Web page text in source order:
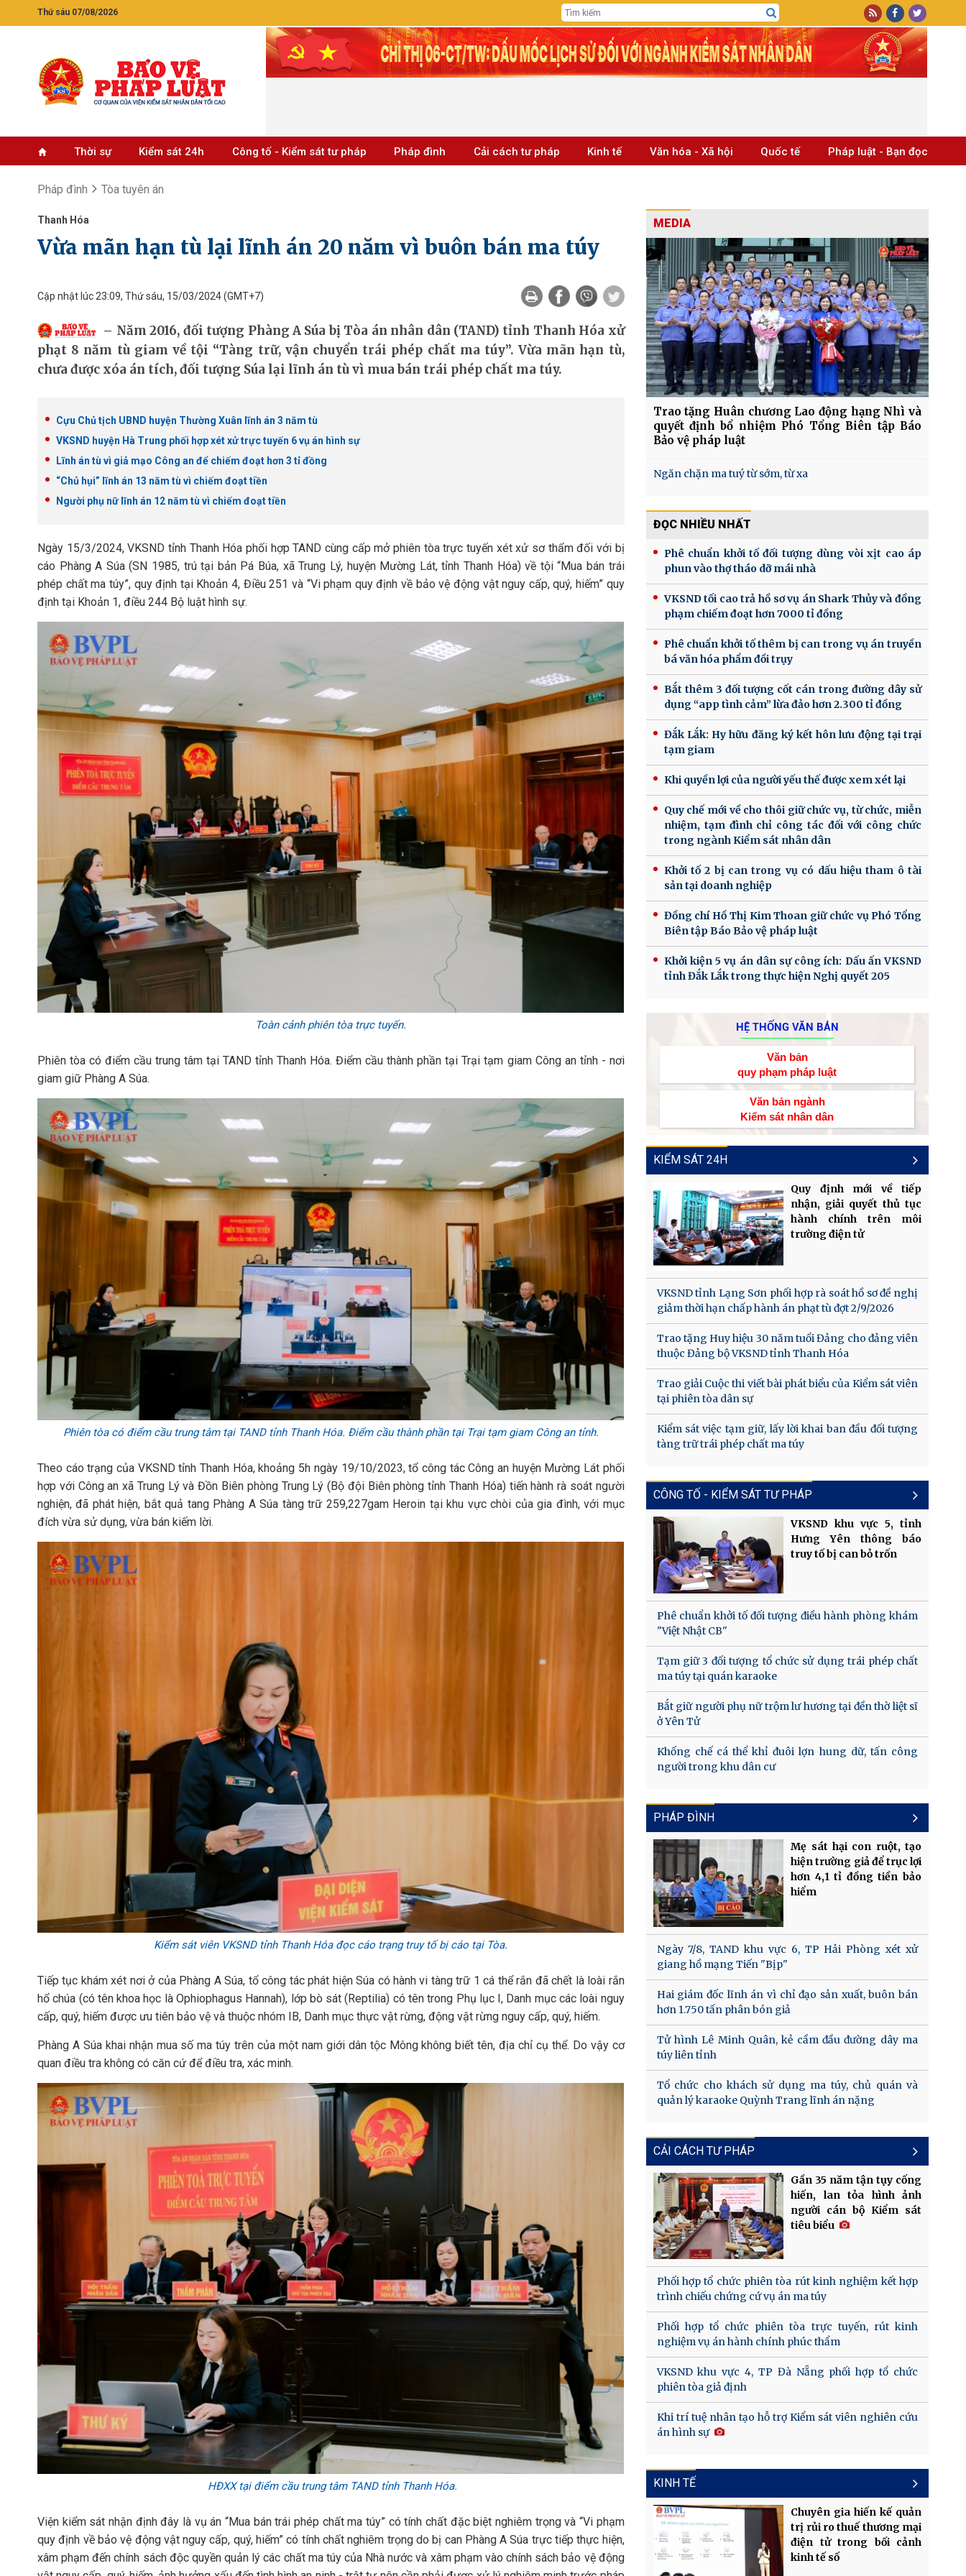
Thứ sáu 07/08/2026
Thời sự Kiểm sát 24h Công tố - Kiểm sát tư pháp Pháp đình Cải cách tư pháp Kinh tế Văn hóa - Xã hội Quốc tế Pháp luật - Bạn đọc
Pháp đình Tòa tuyên án
Thanh Hóa
Vừa mãn hạn tù lại lĩnh án 20 năm vì buôn bán ma túy
Cập nhật lúc 23:09, Thứ sáu, 15/03/2024(GMT+7)
Năm 2016, đối tượng Phàng A Súa bị Tòa án nhân dân (TAND) tỉnh Thanh Hóa xử
phạt 8 năm tù giam về tội “Tàng trữ, vận chuyển trái phép chất ma túy”. Vừa mãn hạn tù,
chưa được xóa án tích, đối tượng Súa lại lĩnh án tù vì mua bán trái phép chất ma túy.
Cựu Chủ tịch UBND huyện Thường Xuân lĩnh án 3 năm tù
VKSND huyện Hà Trung phối hợp xét xử trực tuyến 6 vụ án hình sự
Lĩnh án tù vì giả mạo Công an để chiếm đoạt hơn 3 tỉ đồng
“Chủ hụi” lĩnh án 13 năm tù vì chiếm đoạt tiền
Người phụ nữ lĩnh án 12 năm tù vì chiếm đoạt tiền
Ngày 15/3/2024, VKSND tỉnh Thanh Hóa phối hợp TAND cùng cấp mở phiên tòa trực tuyến xét xử sơ thẩm đối với bị
cáo Phàng A Súa (SN 1985, trú tại bản Pá Búa, xã Trung Lý, huyện Mường Lát, tỉnh Thanh Hóa) về tội “Mua bán trái
phép chất ma túy”, quy định tại Khoản 4, Điều 251 và “Vi phạm quy định về bảo vệ động vật nguy cấp, quý, hiếm” quy
định tại Khoản 1, điều 244 Bộ luật hình sự.
Toàn cảnh phiên tòa trực tuyến.
Phiên tòa có điểm cầu trung tâm tại TAND tỉnh Thanh Hóa. Điểm cầu thành phần tại Trại tạm giam Công an tỉnh - nơi
giam giữ Phàng A Súa.
Phiên tòa có điểm cầu trung tâm tại TAND tỉnh Thanh Hóa. Điểm cầu thành phần tại Trại tạm giam Công an tỉnh.
Theo cáo trạng của VKSND tỉnh Thanh Hóa, khoảng 5h ngày 19/10/2023, tổ công tác Công an huyện Mường Lát phối
hợp với Công an xã Trung Lý và Đồn Biên phòng Trung Lý (Bộ đội Biên phòng tỉnh Thanh Hóa) tiến hành rà soát người
nghiện, đã phát hiện, bắt quả tang Phàng A Súa tàng trữ 259,227gam Heroin tại khu vực chòi của gia đình, với mục
đích vừa sử dụng, vừa bán kiếm lời.
Kiểm sát viên VKSND tỉnh Thanh Hóa đọc cáo trạng truy tố bị cáo tại Tòa.
Tiếp tục khám xét nơi ở của Phàng A Súa, tổ công tác phát hiện Súa có hành vi tàng trữ 1 cá thể rắn đã chết là loài rắn
hổ chúa (có tên khoa học là Ophiophagus Hannah), lớp bò sát (Reptilia) có tên trong Phụ lục I, Danh mục các loài nguy
cấp, quý, hiếm được ưu tiên bảo vệ và thuộc nhóm IB, Danh mục thực vật rừng, động vật rừng nguy cấp, quý, hiếm.
Phàng A Súa khai nhận mua số ma túy trên của một nam giới dân tộc Mông không biết tên, địa chỉ cụ thể. Do vậy cơ
quan điều tra không có căn cứ để điều tra, xác minh.
HĐXX tại điểm cầu trung tâm TAND tỉnh Thanh Hóa.
Viện kiểm sát nhận định đây là vụ án “Mua bán trái phép chất ma túy” có tính chất đặc biệt nghiêm trọng và “Vi phạm
quy định về bảo vệ động vật nguy cấp, quý, hiếm” có tính chất nghiêm trọng do bị can Phàng A Súa trực tiếp thực hiện,
xâm phạm đến chính sách độc quyền quản lý các chất ma túy của Nhà nước và xâm phạm vào chính sách bảo vệ động
MEDIA
Trao tặng Huân chương Lao động hạng Nhì và
quyết định bổ nhiệm Phó Tổng Biên tập Báo
Bảo vệ pháp luật
Ngăn chặn ma tuý từ sớm, từ xa
ĐỌC NHIỀU NHẤT
Phê chuẩn khởi tố đối tượng dùng vòi xịt cao áp
phun vào thợ tháo dỡ mái nhà
VKSND tối cao trả hồ sơ vụ án Shark Thủy và đồng
phạm chiếm đoạt hơn 7000 tỉ đồng
Phê chuẩn khởi tố thêm bị can trong vụ án truyền
bá văn hóa phẩm đồi trụy
Bắt thêm 3 đối tượng cốt cán trong đường dây sử
dụng “app tình cảm” lừa đảo hơn 2.300 tỉ đồng
Đắk Lắk: Hy hữu đăng ký kết hôn lưu động tại trại
tạm giam
Khi quyền lợi của người yếu thế được xem xét lại
Quy chế mới về cho thôi giữ chức vụ, từ chức, miễn
nhiệm, tạm đình chỉ công tác đối với công chức
trong ngành Kiểm sát nhân dân
Khởi tố 2 bị can trong vụ có dấu hiệu tham ô tài
sản tại doanh nghiệp
Đồng chí Hồ Thị Kim Thoan giữ chức vụ Phó Tổng
Biên tập Báo Bảo vệ pháp luật
Khởi kiện 5 vụ án dân sự công ích: Dấu ấn VKSND
tỉnh Đắk Lắk trong thực hiện Nghị quyết 205
HỆ THỐNG VĂN BẢN
Văn bản
quy phạm pháp luật
Văn bản ngành
Kiểm sát nhân dân
KIỂM SÁT 24H
Quy định mới về tiếp
nhận, giải quyết thủ tục
hành chính trên môi
trường điện tử
VKSND tỉnh Lạng Sơn phối hợp rà soát hồ sơ đề nghị
giảm thời hạn chấp hành án phạt tù đợt 2/9/2026
Trao tặng Huy hiệu 30 năm tuổi Đảng cho đảng viên
thuộc Đảng bộ VKSND tỉnh Thanh Hóa
Trao giải Cuộc thi viết bài phát biểu của Kiểm sát viên
tại phiên tòa dân sự
Kiểm sát việc tạm giữ, lấy lời khai ban đầu đối tượng
tàng trữ trái phép chất ma túy
CÔNG TỐ - KIỂM SÁT TƯ PHÁP
VKSND khu vực 5, tỉnh
Hưng Yên thông báo
truy tố bị can bỏ trốn
Phê chuẩn khởi tố đối tượng điều hành phòng khám
"Việt Nhật CB"
Tạm giữ 3 đối tượng tổ chức sử dụng trái phép chất
ma túy tại quán karaoke
Bắt giữ người phụ nữ trộm lư hương tại đền thờ liệt sĩ
ở Yên Tử
Khống chế cá thể khỉ đuôi lợn hung dữ, tấn công
người trong khu dân cư
PHÁP ĐÌNH
Mẹ sát hại con ruột, tạo
hiện trường giả để trục lợi
hơn 4,1 tỉ đồng tiền bảo
hiểm
Ngày 7/8, TAND khu vực 6, TP Hải Phòng xét xử
giang hồ mạng Tiến "Bịp"
Hai giám đốc lĩnh án vì chỉ đạo sản xuất, buôn bán
hơn 1.750 tấn phân bón giả
Tử hình Lê Minh Quân, kẻ cầm đầu đường dây ma
túy liên tỉnh
Tổ chức cho khách sử dụng ma túy, chủ quán và
quản lý karaoke Quỳnh Trang lĩnh án nặng
CẢI CÁCH TƯ PHÁP
Gần 35 năm tận tụy cống
hiến, lan tỏa hình ảnh
người cán bộ Kiểm sát
tiêu biểu
Phối hợp tổ chức phiên tòa rút kinh nghiệm kết hợp
trình chiếu chứng cứ vụ án ma túy
Phối hợp tổ chức phiên tòa trực tuyến, rút kinh
nghiệm vụ án hành chính phúc thẩm
VKSND khu vực 4, TP Đà Nẵng phối hợp tổ chức
phiên tòa giả định
Khi trí tuệ nhân tạo hỗ trợ Kiểm sát viên nghiên cứu
án hình sự
KINH TẾ
Chuyên gia hiến kế quản
trị rủi ro thuế thương mại
điện tử trong bối cảnh
kinh tế số